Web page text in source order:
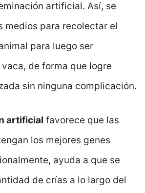
artificial. Así, se
medios para recolectar el
para luego ser
de forma que logre
sin ninguna complicación.
artificial favorece que las
los mejores genes
ayuda a que se
de crías a lo largo del